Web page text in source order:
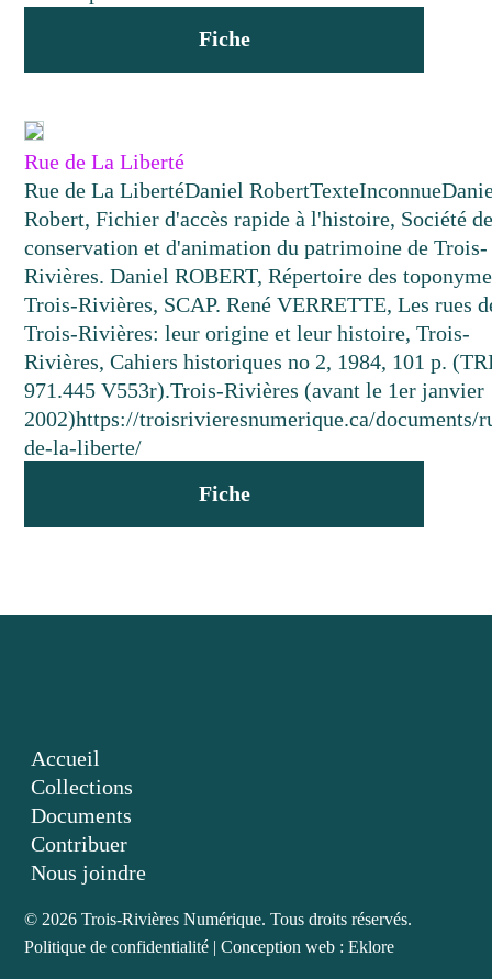
Fiche
Rue de La Liberté
Rue de La LibertéDaniel RobertTexteInconnue
Robert, Fichier d'accès rapide à l'histoire, Société
conservation et d'animation du patrimoine de Trois-
Rivières. Daniel ROBERT, Répertoire des
Trois-Rivières, SCAP. René VERRETTE, Les rues
Trois-Rivières: leur origine et leur histoire, Trois-
Rivières, Cahiers historiques no 2, 1984, 101 p.
971.445 V553r).Trois-Rivières (avant le 1er janvier
2002)https://troisrivieresnumerique.ca/documents/
de-la-liberte/
Fiche
Accueil
Collections
Documents
Contribuer
Nous joindre
© 2026 Trois-Rivières Numérique. Tous droits réservés.
Politique de confidentialité |Conception web : Eklore